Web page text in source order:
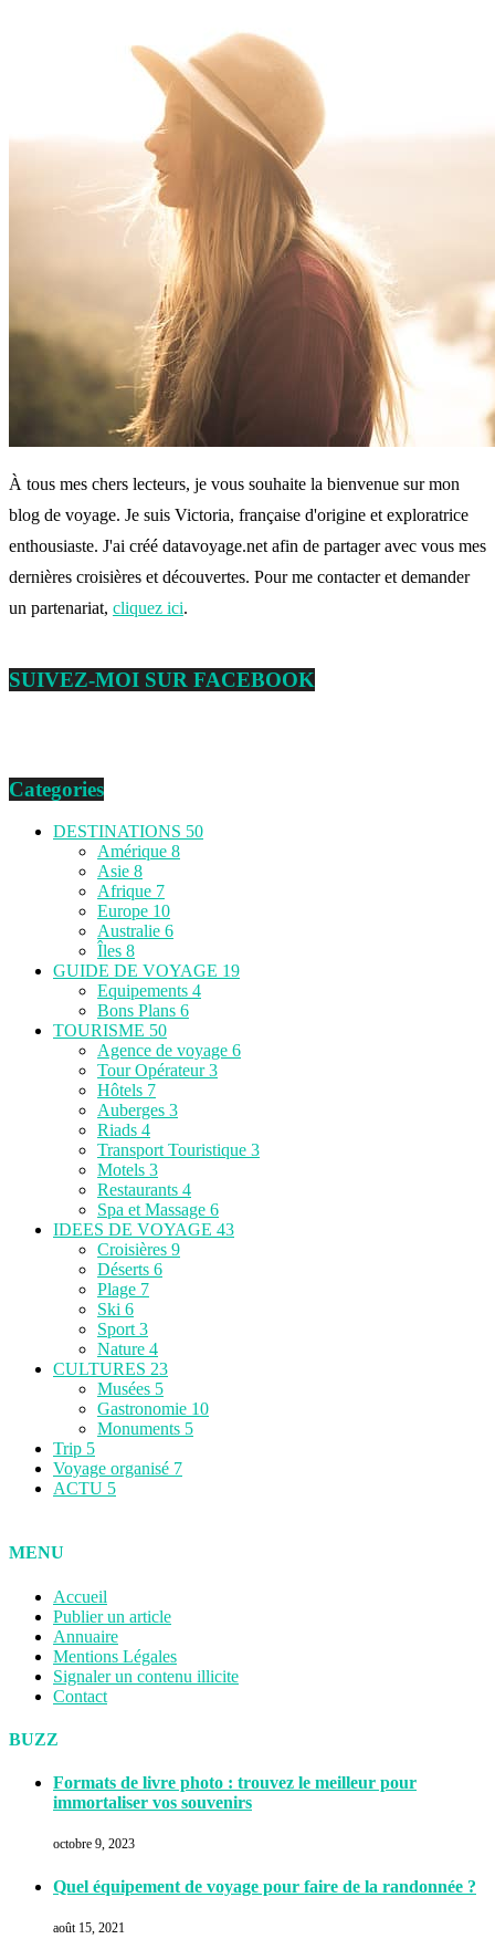
À tous mes chers lecteurs, je vous souhaite la bienvenue sur mon
blog de voyage. Je suis Victoria, française d'origine et exploratrice
enthousiaste. J'ai créé datavoyage.net afin de partager avec vous mes
dernières croisières et découvertes. Pour me contacter et demander
un partenariat, cliquez ici.
SUIVEZ-MOI SUR FACEBOOK
Categories
DESTINATIONS 50
Amérique 8
Asie 8
Afrique 7
Europe 10
Australie 6
Îles 8
GUIDE DE VOYAGE 19
Equipements 4
Bons Plans 6
TOURISME 50
Agence de voyage 6
Tour Opérateur3
Hôtels 7
Auberges 3
Riads 4
Transport Touristique 3
Motels 3
Restaurants 4
Spa et Massage 6
IDEES DE VOYAGE 43
Croisières 9
Déserts 6
Plage 7
Ski 6
Sport 3
Nature 4
CULTURES 23
Musées 5
Gastronomie 10
Monuments 5
Trip 5
Voyage organisé 7
ACTU 5
MENU
Accueil
Publier un article
Annuaire
Mentions Légales
Signaler un contenu illicite
Contact
BUZZ
Formats de livre photo : trouvez le meilleur pour
immortaliser vos souvenirs
octobre 9, 2023
Quel équipement de voyage pour faire de la randonnée ?
août 15, 2021